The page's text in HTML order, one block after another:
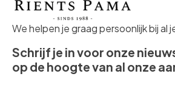
We helpen je graag persoonlijk bij al
Schrijf je in voor onze
op de hoogte van al onze